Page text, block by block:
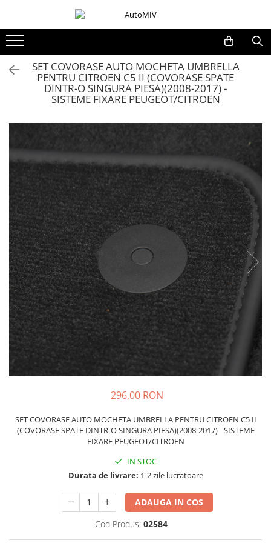
Oferta Saptamanii
Butoane
Butoane Geam
Butoane Reglare Oglinzi
Seturi Butoane
Butoane Blocare/Deblocare
Buton Frana
Buton Clapeta Rezervor
Buton Portbagaj
Alte Butoane/Comutatoare
Butoane Semnalizare
Schimbatoare Viteze
Accesorii Auto
Accesorii Auto Exterior
Husa Auto / Prelata Auto
Paravanturi Auto / Deflectoare Aer
Capace Roti
Huse Auto
Huse Scaune Auto
Covorase Auto/ Presuri Auto
Seturi Interior
Accesorii Siguranta Auto
SET COVORASE AUTO MOCHETA UMBRELLA
PENTRU CITROEN C5 II (COVORASE SPATE
DINTR-O SINGURA PIESA)(2008-2017) -
SISTEME FIXARE PEUGEOT/CITROEN
296,00 RON
SET COVORASE AUTO MOCHETA UMBRELLA PENTRU CITROEN C5 II
(COVORASE SPATE DINTR-O SINGURA PIESA)(2008-2017) - SISTEME
FIXARE PEUGEOT/CITROEN
IN STOC
Durata de livrare: 1-2 zile lucratoare
ADAUGA IN COS
Cod Produs: 02584